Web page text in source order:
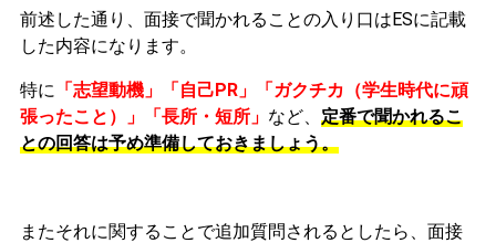
前述した通り、面接で聞かれることの入り口はESに記載
した内容になります。
特に 「志望動機」「自己PR」「ガクチカ（学生時代に頑
張ったこと）」「長所・短所」 など、 定番で聞かれるこ
との回答は予め準備しておきましょう。
またそれに関することで追加質問されるとしたら、面接